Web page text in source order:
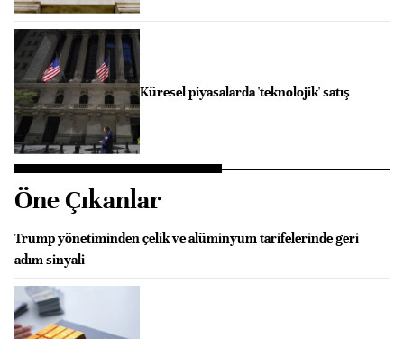
Küresel piyasalarda 'teknolojik' satış
Öne Çıkanlar
Trump yönetiminden çelik ve alüminyum tarifelerinde geri
adım sinyali